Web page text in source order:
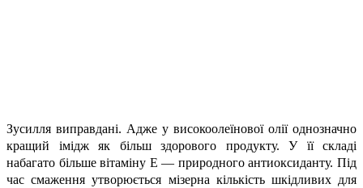
Зусилля виправдані. Адже у високоолеїнової олії однозначно
кращий імідж як більш здорового продукту. У її складі
набагато більше вітаміну Е — природного антиоксиданту. Під
час смаження утворюється мізерна кількість шкідливих для